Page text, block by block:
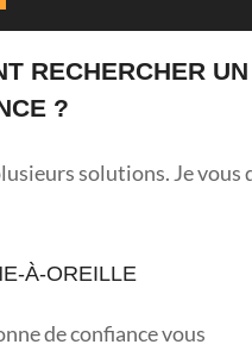
RECHERCHER UN
?
solutions. Je vous
À-OREILLE
de confiance vous